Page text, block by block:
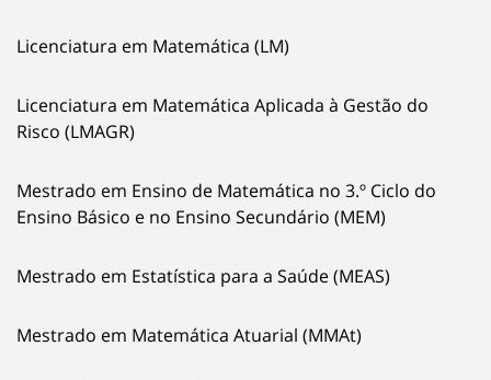
Licenciatura em Matemática (LM)
Licenciatura em Matemática Aplicada à Gestão do
Risco (LMAGR)
Mestrado em Ensino de Matemática no 3.º Ciclo do
Ensino Básico e no Ensino Secundário (MEM)
Mestrado em Estatística para a Saúde (MEAS)
Mestrado em Matemática Atuarial (MMAt)